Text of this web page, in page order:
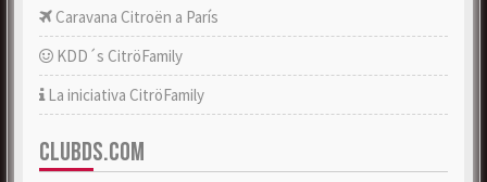
Caravana Citroën a París
KDD´s CitröFamily
La iniciativa CitröFamily
CLUBDS.COM